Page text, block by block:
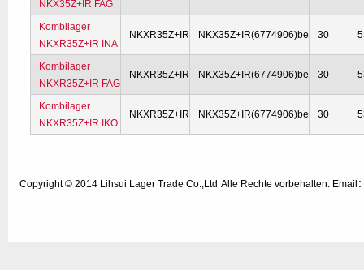
NKX35Z+IR FAG
Kombilager
NKXR35Z+IR INA
NKXR35Z+IR NKX35Z+IR(6774906)be 30
Kombilager
NKXR35Z+IR FAG
NKXR35Z+IR NKX35Z+IR(6774906)be 30
Kombilager
NKXR35Z+IR IKO
NKXR35Z+IR NKX35Z+IR(6774906)be 30
Copyright © 2014 Lihsui Lager Trade Co.,Ltd Alle Rechte vorbehalten. Email